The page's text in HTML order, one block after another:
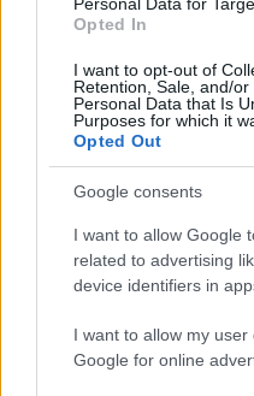
Opted In
I want to opt-out of
Retention, Sale, and/
Personal Data that Is
Purposes for which it
Opted Out
Google consents
I want to allow Google
related to advertising
device identifiers in
I want to allow my
Google for online
απολαύσετε